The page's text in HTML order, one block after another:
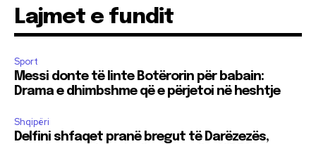
Lajmet e fundit
Sport
Messi donte të linte Botërorin për babain:
Drama e dhimbshme që e përjetoi në heshtje
Shqipëri
Delfini shfaqet pranë bregut të Darëzezës,